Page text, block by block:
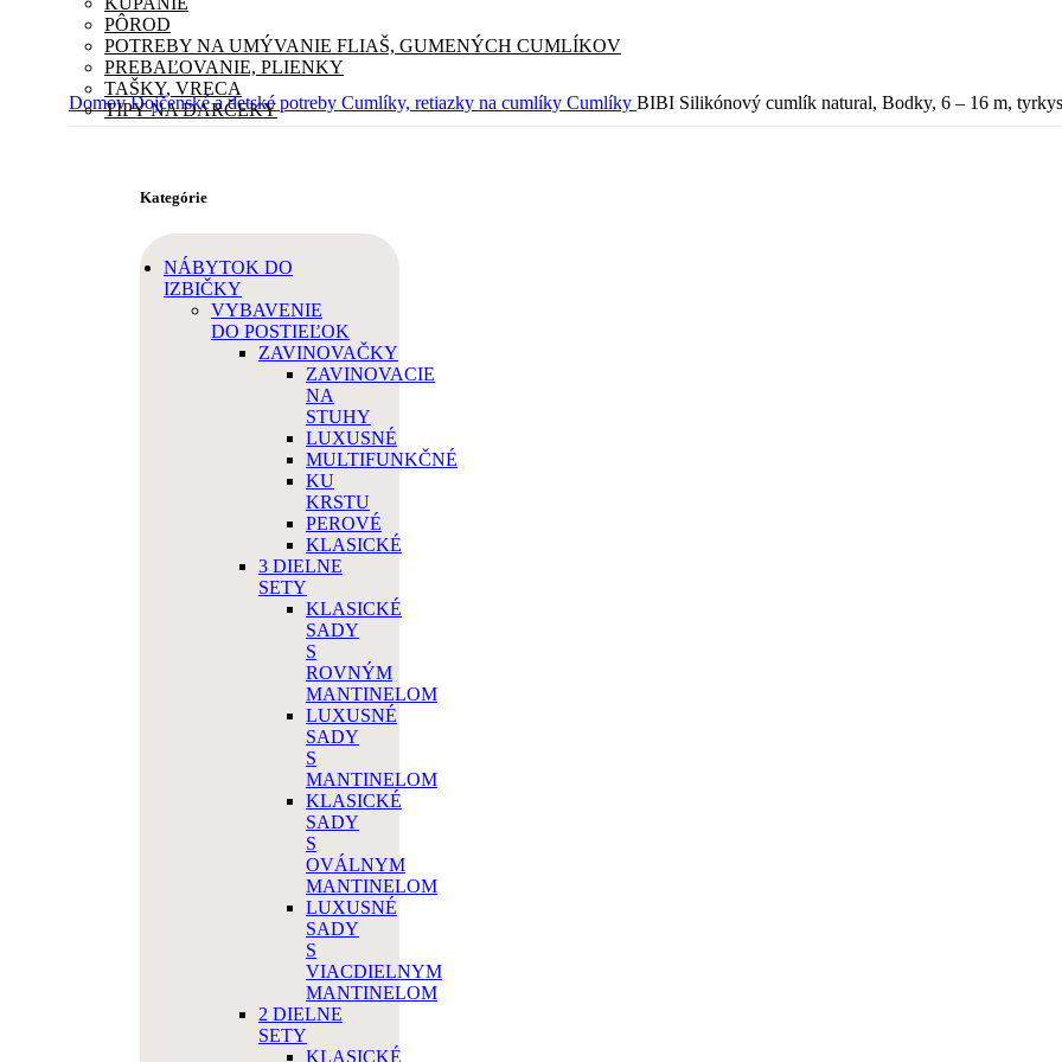
PÔROD
POTREBY NA UMÝVANIE FLIAŠ, GUMENÝCH CUMLÍKOV
PREBAĽOVANIE, PLIENKY
TAŠKY, VRECA
TIPY NA DARČEKY
DomovDojčenské a detské potreby Cumlíky, retiazky na cumlíky Cumlíky BIBI Silikónový cumlík natural, Bodky, 6 – 16 m,
Kategórie
NÁBYTOK DO
IZBIČKY
VYBAVENIE
DO POSTIEĽOK
ZAVINOVAČKY
ZAVINOVACIE
NA
STUHY
LUXUSNÉ
MULTIFUNKČNÉ
KU
KRSTU
PEROVÉ
KLASICKÉ
3 DIELNE
SETY
KLASICKÉ
SADY
S
ROVNÝM
MANTINELOM
LUXUSNÉ
SADY
S
MANTINELOM
KLASICKÉ
SADY
S
OVÁLNYM
MANTINELOM
LUXUSNÉ
SADY
S
VIACDIELNYM
MANTINELOM
2 DIELNE
SETY
KLASICKÉ